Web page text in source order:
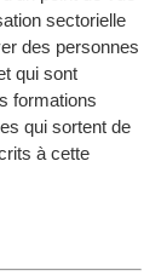
sectorielle
des personnes
qui sont
formations
qui sortent de
à cette